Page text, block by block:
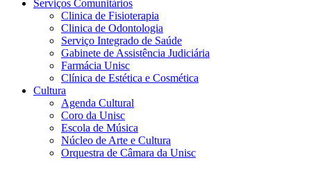
Serviços Comunitários
Clinica de Fisioterapia
Clinica de Odontologia
Serviço Integrado de Saúde
Gabinete de Assistência Judiciária
Farmácia Unisc
Clínica de Estética e Cosmética
Cultura
Agenda Cultural
Coro da Unisc
Escola de Música
Núcleo de Arte e Cultura
Orquestra de Câmara da Unisc